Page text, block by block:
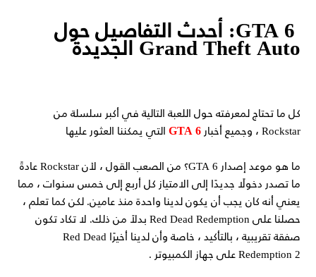
GTA 6: أحدث التفاصيل حول
Grand Theft Auto الجديدة
كل ما تحتاج لمعرفته حول اللعبة التالية في أكبر سلسلة من
Rockstar ، وجميع أخبار
GTA 6التي يمكننا العثور عليها
ما هو موعد إصدار GTA 6؟ من الصعب القول ، لأن Rockstar عادةً
ما تصدر دخولًا جديدًا إلى الامتياز كل أربع إلى خمس سنوات ، مما
يعني أنه كان يجب أن يكون لدينا واحدة منذ عامين. لكن كما تعلم ،
حصلنا على Red Dead Redemption بدلاً من ذلك. لا تكاد تكون
صفقة تقريبية ، بالتأكيد ، خاصة وأن لدينا أخيرًا Red Dead
Redemption 2 على جهاز الكمبيوتر .